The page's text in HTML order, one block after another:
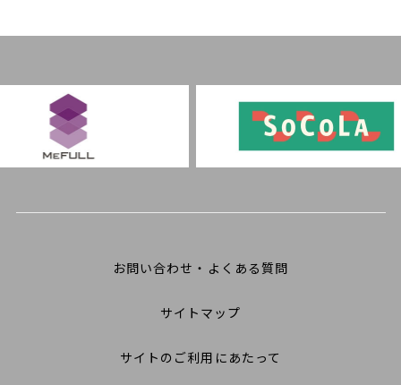
お問い合わせ・よくある質問
サイトマップ
サイトのご利用にあたって